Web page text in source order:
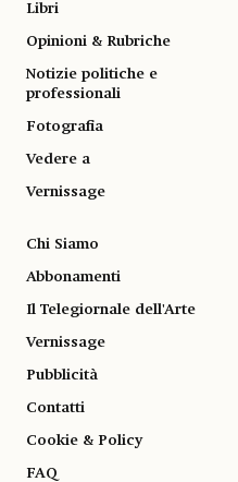
Libri
Opinioni & Rubriche
Notizie politiche e
professionali
Fotografia
Vedere a
Vernissage
Chi Siamo
Abbonamenti
Il Telegiornale dell'Arte
Vernissage
Pubblicità
Contatti
Cookie & Policy
FAQ